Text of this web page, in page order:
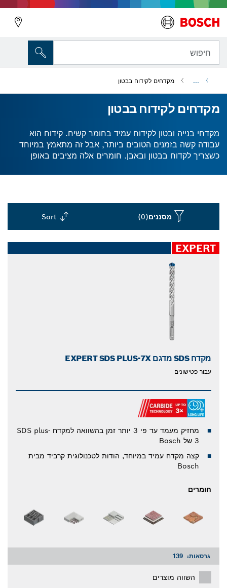
חיפוש
... מקדחים לקידוח בבטון
מקדחים לקידוח בבטון
מקדחי בנייה ובטון לקידוח עמיד בחומר קשיח. קידוח הוא
עבודה קשה בזמנים הטובים ביותר, אבל זה מתאמץ במיוחד
כשצריך לקדוח בבטון ובאבן. חומרים אלה מציבים באופן
והתקנות. מקדחי בוש לבנייה ולבטון מצוידים בקצוות קרביד
כדי להבטיח שיש לך את מה שאתה צריך כדי לקדוח חורים
מדויקים במספר ממדים וקשקשים. הפק תוצאות אמינות
שלנו.
מסננים(0)
Sort
closed
EXPERT
מקדח SDS מדגם EXPERT SDS PLUS-7X‏
עבור פטישונים
מחזיק מעמד עד פי 3 יותר זמן בהשוואה למקדח SDS plus-
3 של Bosch
קצה מקדח עמיד במיוחד, הודות לטכנולוגית קרביד מבית
Bosch
חומרים
גרסאות: 139
השווה מוצרים